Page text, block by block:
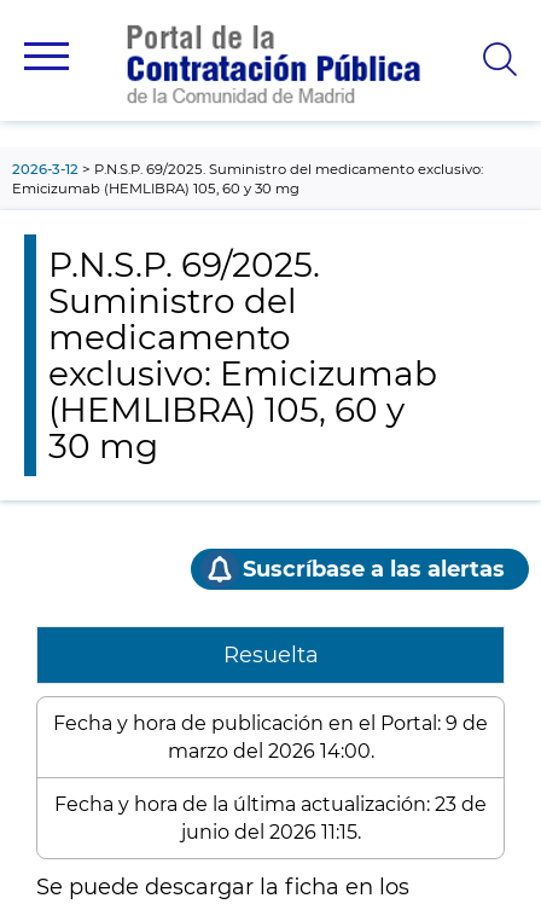
principal
2026-3-12
P.N.S.P. 69/2025. Suministro del medicamento exclusivo:
Emicizumab (HEMLIBRA) 105, 60 y 30 mg
P.N.S.P. 69/2025.
Suministro del
medicamento
exclusivo: Emicizumab
(HEMLIBRA) 105, 60 y
30 mg
Suscríbase a las alertas
Resuelta
Fecha y hora de publicación en el Portal: 9 de
marzo del 2026 14:00.
Fecha y hora de la última actualización: 23 de
junio del 2026 11:15.
Se puede descargar la ficha en los